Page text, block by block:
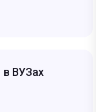
в ВУЗах